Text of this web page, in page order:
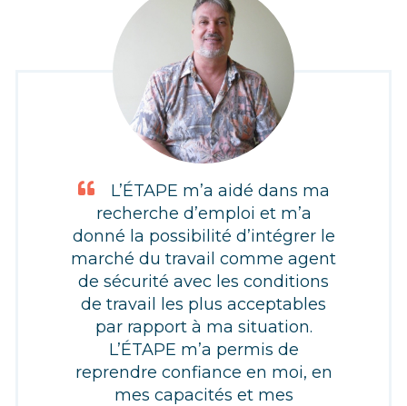
L’ÉTAPE m’a aidé dans ma
recherche d’emploi et m’a
donné la possibilité d’intégrer le
marché du travail comme agent
de sécurité avec les conditions
de travail les plus acceptables
par rapport à ma situation.
L’ÉTAPE m’a permis de
reprendre confiance en moi, en
mes capacités et mes